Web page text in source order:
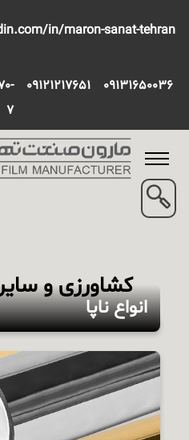
in/maron-sanat-tehran
09131650036
09121217651
7
کشاورزی و
انواع ناپا
آج، براق و مات تا عرض 2 متر عرضه می‌گردد.